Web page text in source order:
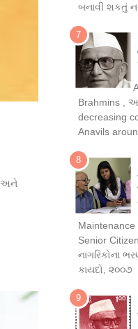
અને
બનાવી શકતું
Brahmins ,
decreasing
Anavils
Senior
નાગરિકોના
કાયદો, ૨૦૦૭